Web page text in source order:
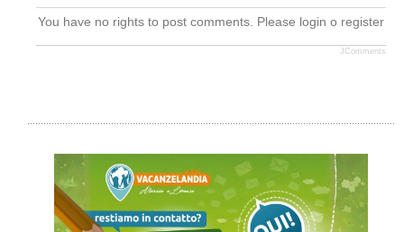
You have no rights to post comments. Please login o register
JComments